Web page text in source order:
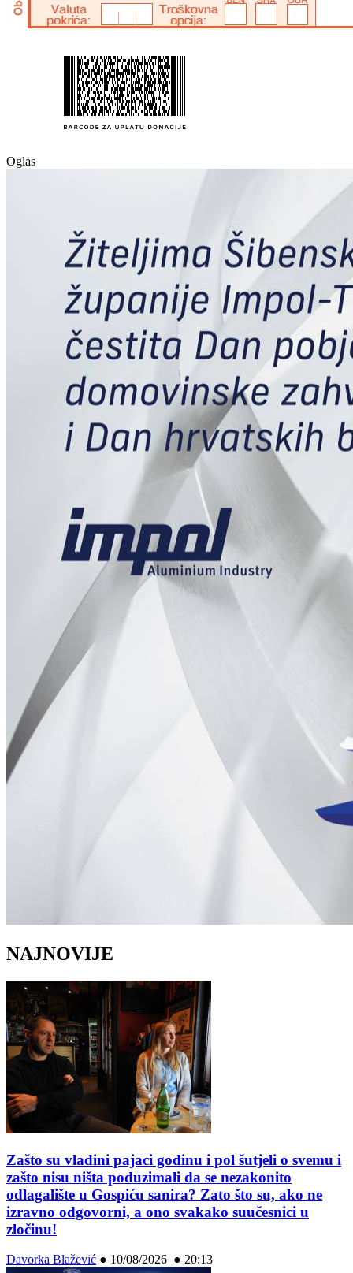
Oglas
NAJNOVIJE
Zašto su vladini pajaci godinu i pol šutjeli o svemu i
zašto nisu ništa poduzimali da se nezakonito
odlagalište u Gospiću sanira? Zato što su, ako ne
izravno odgovorni, a ono svakako suučesnici u
zločinu!
Davorka Blažević ● 10/08/2026 ● 20:13